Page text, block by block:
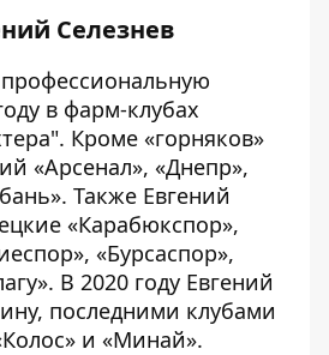
Селезнев
в фарм-клубах
Кроме «горняков»
«Арсенал», «Днепр»,
Также Евгений
«Карабюкспор»,
«Бурсаспор»,
В 2020 году Евгений
последними клубами
и «Минай».